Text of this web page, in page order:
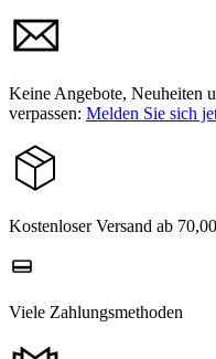
Keine Angebote, Neuheiten
verpassen: Melden Sie sich
Kostenloser Versand ab
Viele Zahlungsmethoden